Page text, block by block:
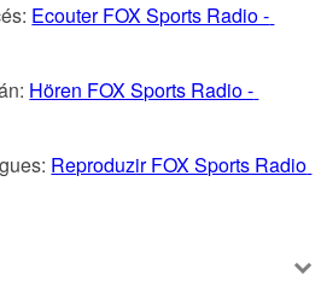
Ecouter FOX Sports Radio -
Hören FOX Sports Radio -
Reproduzir FOX Sports Radio